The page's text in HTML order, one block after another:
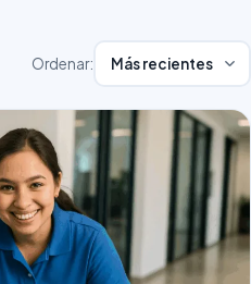
Ordenar: